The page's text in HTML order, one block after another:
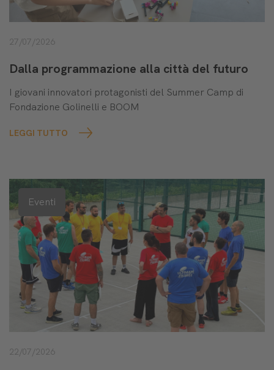
27/07/2026
Dalla programmazione alla città del futuro
I giovani innovatori protagonisti del Summer Camp di
Fondazione Golinelli e BOOM
LEGGI TUTTO
Eventi
22/07/2026